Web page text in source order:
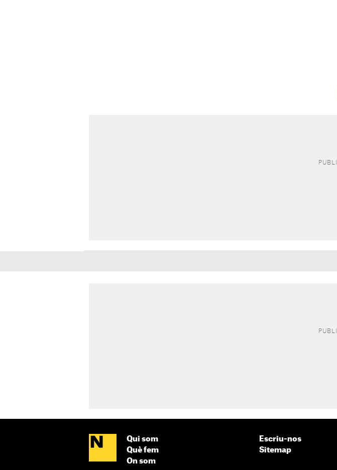
Qui som
Què fem
On som
Escriu-nos
Sitemap